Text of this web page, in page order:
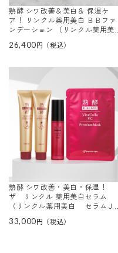
熟酵 シワ改善＆美白＆ 保湿ケ
ア！ リンクル薬用美白 ＢＢファ
ンデーション （リンクル薬用美白
別セット
26,400
熟酵 シワ改善・美白・保湿！
ザ リンクル 薬用美白セラム
（リンクル薬用美白 セラムＪＭ
33,000